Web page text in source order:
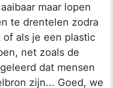
maar lopen
te drentelen zodra
als je een plastic
net zoals de
dat mensen
zijn... Goed, we